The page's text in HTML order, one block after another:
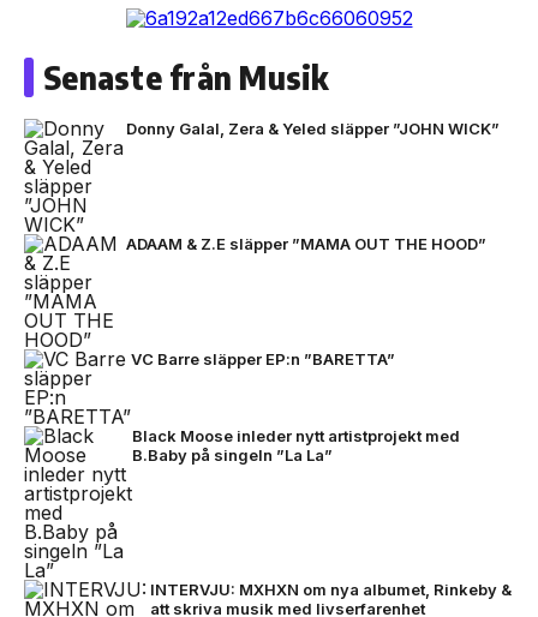
Senaste från Musik
Donny Galal, Zera & Yeled släpper ”JOHN WICK”
ADAAM & Z.E släpper ”MAMA OUT THE HOOD”
VC Barre släpper EP:n ”BARETTA”
Black Moose inleder nytt artistprojekt med
B.Baby på singeln ”La La”
INTERVJU: MXHXN om nya albumet, Rinkeby &
att skriva musik med livserfarenhet